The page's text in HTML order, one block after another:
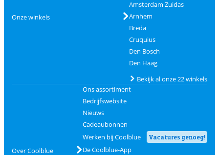
Onze winkels
Amsterdam Zuidas
Arnhem
Breda
Cruquius
Den Bosch
Den Haag
Bekijk al onze 22 winkels
Over Coolblue
Ons assortiment
Bedrijfswebsite
Nieuws
Cadeaubonnen
Werken bij Coolblue
Vacatures genoeg!
De Coolblue-App